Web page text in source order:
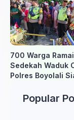
700 Warga
Sedekah Waduk
Polres Boyolali
Popular